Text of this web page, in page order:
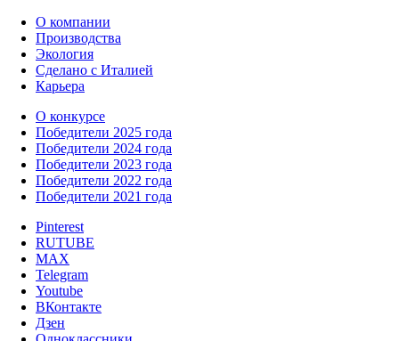
О компании
Производства
Экология
Сделано с Италией
Карьера
О конкурсе
Победители 2025 года
Победители 2024 года
Победители 2023 года
Победители 2022 года
Победители 2021 года
Pinterest
RUTUBE
MAX
Telegram
Youtube
ВКонтакте
Дзен